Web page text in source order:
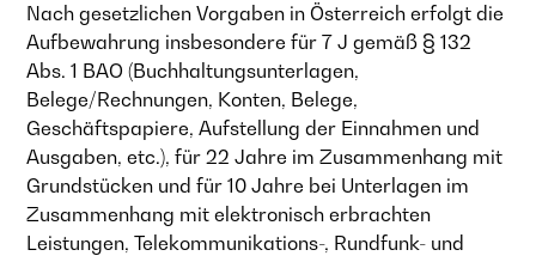
Nach gesetzlichen Vorgaben in Österreich erfolgt die
Aufbewahrung insbesondere für 7 J gemäß § 132
Abs. 1 BAO (Buchhaltungsunterlagen,
Belege/Rechnungen, Konten, Belege,
Geschäftspapiere, Aufstellung der Einnahmen und
Ausgaben, etc.), für 22 Jahre im Zusammenhang mit
Grundstücken und für 10 Jahre bei Unterlagen im
Zusammenhang mit elektronisch erbrachten
Leistungen, Telekommunikations-, Rundfunk- und